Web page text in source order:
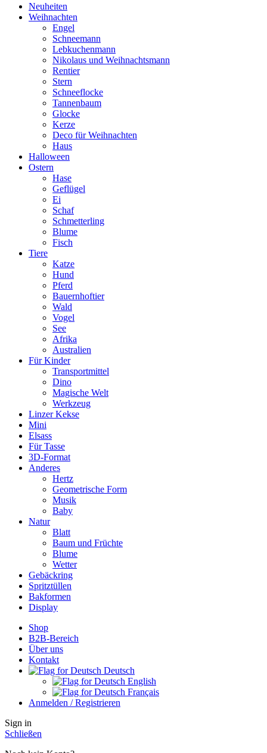
Neuheiten
Weihnachten
Engel
Schneemann
Lebkuchenmann
Nikolaus und Weihnachtsmann
Rentier
Stern
Schneeflocke
Tannenbaum
Glocke
Kerze
Deco für Weihnachten
Haus
Halloween
Ostern
Hase
Geflügel
Ei
Schaf
Schmetterling
Blume
Fisch
Tiere
Katze
Hund
Pferd
Bauernhoftier
Wald
Vogel
See
Afrika
Australien
Für Kinder
Transportmittel
Dino
Magische Welt
Werkzeug
Linzer Kekse
Mini
Elsass
Für Tasse
3D-Format
Anderes
Hertz
Geometrische Form
Musik
Baby
Natur
Blatt
Baum und Früchte
Blume
Wetter
Gebäckring
Spritztüllen
Bakformen
Display
Shop
B2B-Bereich
Über uns
Kontakt
Deutsch
English
Français
Anmelden / Registrieren
Sign in
Schließen